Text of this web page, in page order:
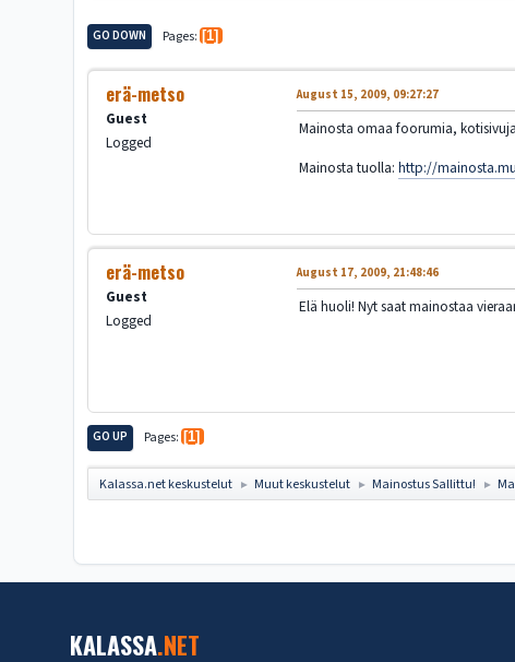
GO DOWN Pages 1
erä-metso
Guest
Logged
August 15, 2009, 09:27:27
Mainosta omaa foorumia,
Mainosta tuolla:http://
erä-metso
Guest
Logged
August 17, 2009, 21:48:46
Elä huoli! Nyt saat mainostaa
GO UP Pages 1
Kalassa.net keskustelut ► Muut keskustelut ► Mainostus Sallittu! ►
KALASSA.NET